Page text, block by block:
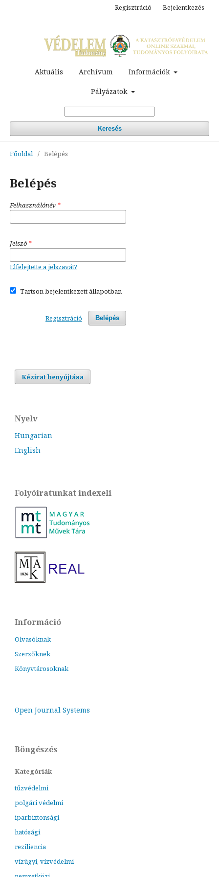
Aktuális Archívum Információk
Pályázatok
Keresés
Regisztráció Bejelentkezés
Főoldal / Belépés
Belépés
Felhasználónév *
Jelszó *
Elfelejtette a jelszavát?
Tartson bejelentkezett állapotban
Belépés
Regisztráció
Kézirat benyújtása
Nyelv
Hungarian
English
Folyóiratunkat indexeli
Információ
Olvasóknak
Szerzőknek
Könyvtárosoknak
Open Journal Systems
Böngészés
Kategóriák
tűzvédelmi
polgári védelmi
iparbiztonsági
hatósági
reziliencia
vízügyi, vízvédelmi